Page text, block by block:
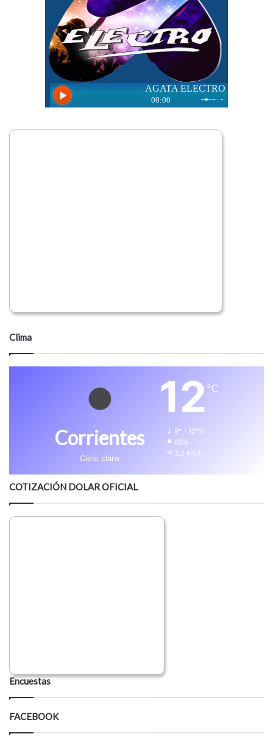
Clima
Corrientes
Cielo claro
12 ℃
9º - 12º%
88%
3.2 km/h
COTIZACIÓN DOLAR OFICIAL
Encuestas
FACEBOOK